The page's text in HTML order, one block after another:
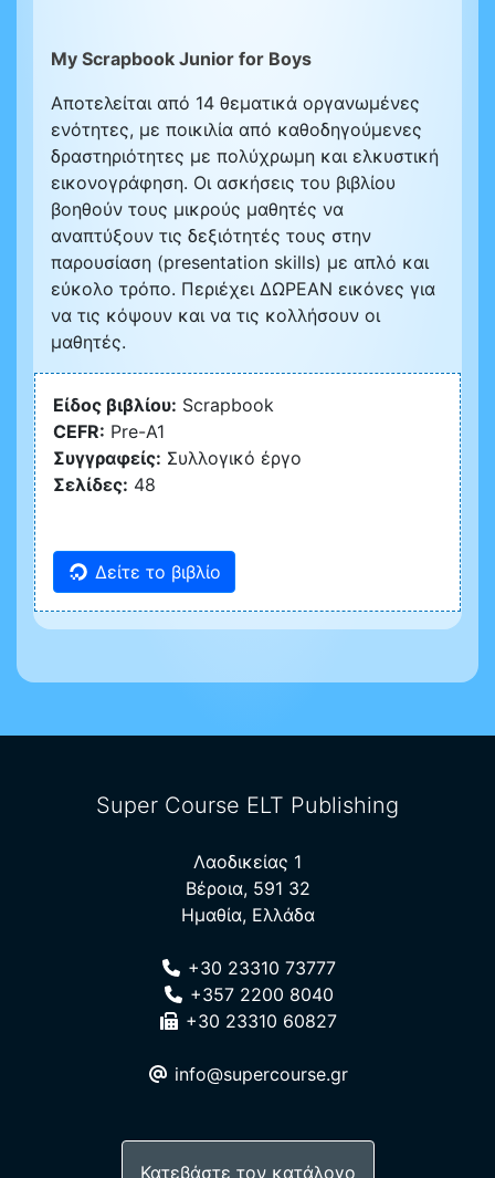
My Scrapbook Junior for Boys
Αποτελείται από 14 θεματικά οργανωμένες
ενότητες, με ποικιλία από καθοδηγούμενες
δραστηριότητες με πολύχρωμη και ελκυστική
εικονογράφηση. Οι ασκήσεις του βιβλίου
βοηθούν τους μικρούς μαθητές να
αναπτύξουν τις δεξιότητές τους στην
παρουσίαση (presentation skills) με απλό και
εύκολο τρόπο. Περιέχει ΔΩΡΕΑΝ εικόνες για
να τις κόψουν και να τις κολλήσουν οι
μαθητές.
Είδος βιβλίου: Scrapbook
CEFR: Pre-A1
Συγγραφείς: Συλλογικό έργο
Σελίδες: 48
Δείτε το βιβλίο
Super Course ELT Publishing
Λαοδικείας 1
Βέροια, 591 32
Ημαθία, Ελλάδα
+30 23310 73777
+357 2200 8040
+30 23310 60827
info@supercourse.gr
Κατεβάστε τον κατάλογο